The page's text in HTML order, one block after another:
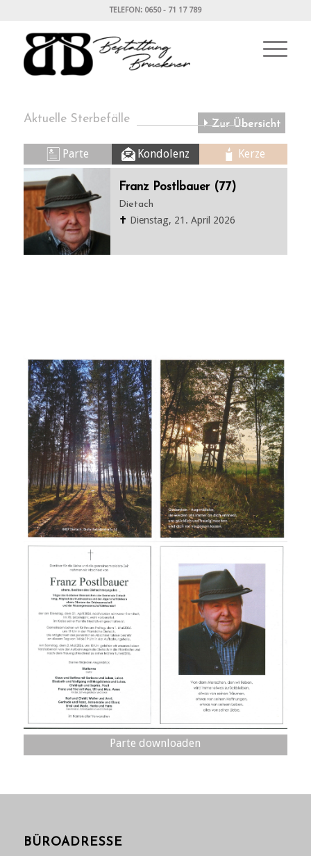
TELEFON: 0650 - 71 17 789
Aktuelle Sterbefälle
Parte Kondolenz Kerze
Franz Postlbauer (77)
Dietach
✝ Dienstag, 21. April 2026
Parte downloaden
BÜROADRESSE